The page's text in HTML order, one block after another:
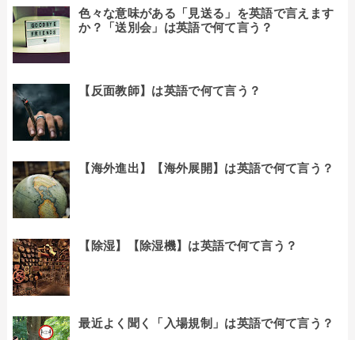
色々な意味がある「見送る」を英語で言えます
か？「送別会」は英語で何て言う？
【反面教師】は英語で何て言う？
【海外進出】【海外展開】は英語で何て言う？
【除湿】【除湿機】は英語で何て言う？
最近よく聞く「入場規制」は英語で何て言う？